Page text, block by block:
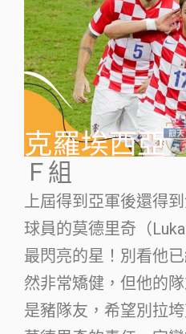
Ｆ組
上屆得到亞軍後還得
球員的莫德里奇（
最閃亮的星！別看他
然非常矯健，但他的
是豬隊友，希望別拉